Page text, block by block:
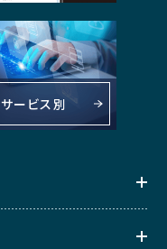
サービス別